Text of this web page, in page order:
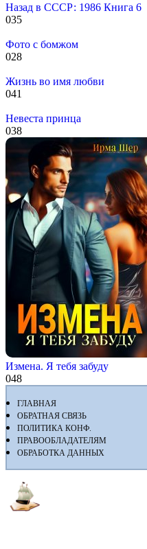
Назад в СССР: 1986 Книга 6
035
Фото с бомжом
028
Жизнь во имя любви
041
Невеста принца
038
Измена. Я тебя забуду
048
ГЛАВНАЯ
ОБРАТНАЯ СВЯЗЬ
ПОЛИТИКА КОНФ.
ПРАВООБЛАДАТЕЛЯМ
ОБРАБОТКА ДАННЫХ